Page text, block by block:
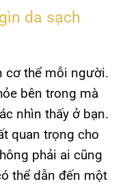
da sạch
cơ thể mỗi người.
bên trong mà
nhìn thấy ở bạn.
quan trọng cho
phải ai cũng
thể dẫn đến một